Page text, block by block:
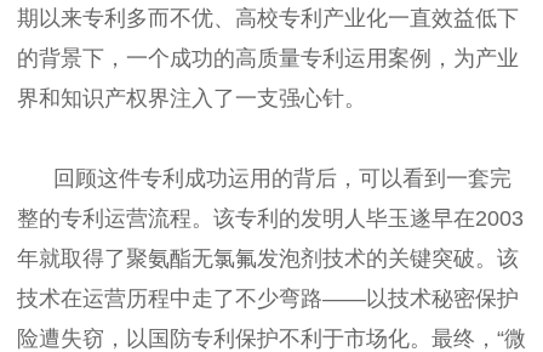
期以来专利多而不优、高校专利产业化一直效益低下
的背景下，一个成功的高质量专利运用案例，为产业
界和知识产权界注入了一支强心针。
回顾这件专利成功运用的背后，可以看到一套完
整的专利运营流程。该专利的发明人毕玉遂早在2003
年就取得了聚氨酯无氯氟发泡剂技术的关键突破。该
技术在运营历程中走了不少弯路——以技术秘密保护
险遭失窃，以国防专利保护不利于市场化。最终，“微